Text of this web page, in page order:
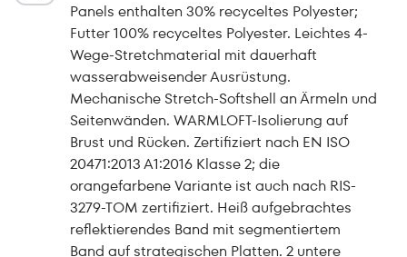
Panels enthalten 30% recyceltes Polyester;
Futter 100% recyceltes Polyester. Leichtes 4-
Wege-Stretchmaterial mit dauerhaft
wasserabweisender Ausrüstung.
Mechanische Stretch-Softshell an Ärmeln und
Seitenwänden. WARMLOFT-Isolierung auf
Brust und Rücken. Zertifiziert nach EN ISO
20471:2013 A1:2016 Klasse 2; die
orangefarbene Variante ist auch nach RIS-
3279-TOM zertifiziert. Heiß aufgebrachtes
reflektierendes Band mit segmentiertem
Band auf strategischen Platten. 2 untere